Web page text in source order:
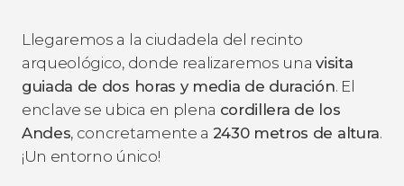
Llegaremos a la ciudadela del recinto
arqueológico, donde realizaremos unavisita
guiada de dos horas y media de duración. El
enclave se ubica en plena cordillera de los
Andes, concretamente a 2430 metros de altura.
¡Un entorno único!